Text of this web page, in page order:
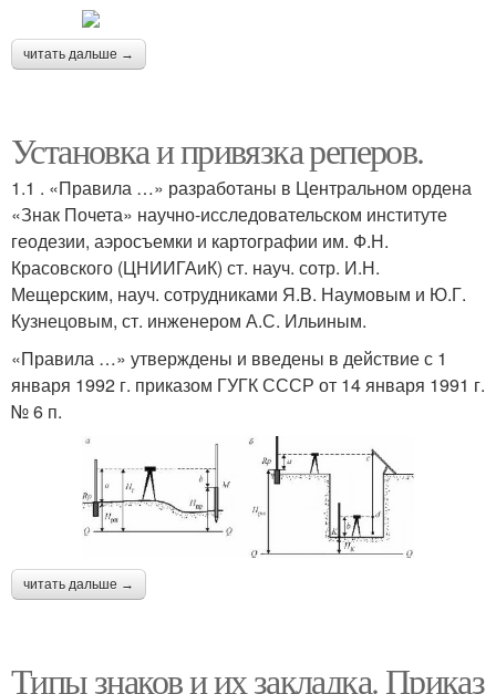
читать дальше →
Установка и привязка реперов.
1.1 . «Правила …» разработаны в Центральном ордена
«Знак Почета» научно-исследовательском институте
геодезии, аэросъемки и картографии им. Ф.Н.
Красовского (ЦНИИГАиК) ст. науч. сотр. И.Н.
Мещерским, науч. сотрудниками Я.В. Наумовым и Ю.Г.
Кузнецовым, ст. инженером А.С. Ильиным.
«Правила …» утверждены и введены в действие с 1
января 1992 г. приказом ГУГК СССР от 14 января 1991 г.
№ 6 п.
читать дальше →
Типы знаков и их закладка. Приказ